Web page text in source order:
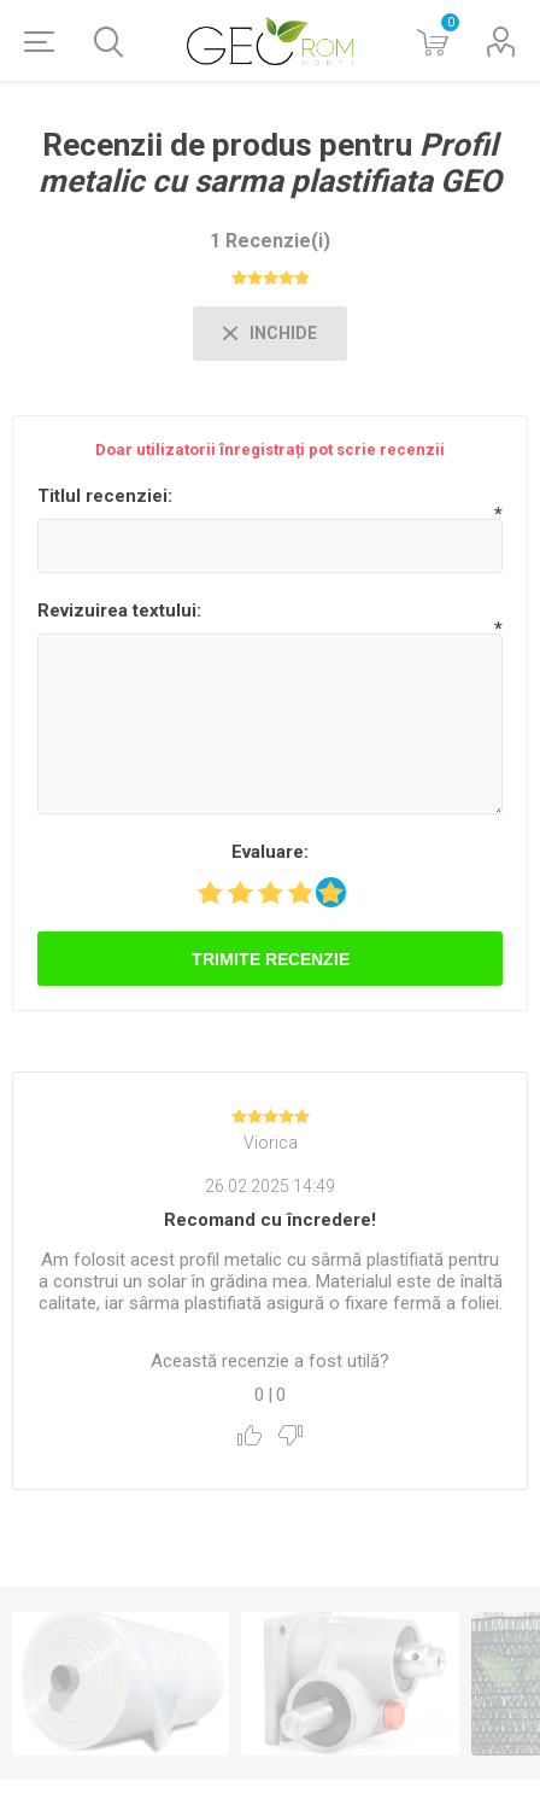
0
Recenzii de produs pentru Profil
metalic cu sarma plastifiata GEO
1 Recenzie(i)
INCHIDE
Doar utilizatorii înregistrați pot scrie recenzii
Titlul recenziei:
*
Revizuirea textului:
*
Evaluare:
TRIMITE RECENZIE
Viorica
26.02.2025 14:49
Recomand cu încredere!
Am folosit acest profil metalic cu sârmă plastifiată pentru
a construi un solar în grădina mea. Materialul este de înaltă
calitate, iar sârma plastifiată asigură o fixare fermă a foliei.
Această recenzie a fost utilă?
0
0